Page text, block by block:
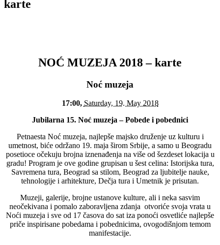
karte
NOĆ MUZEJA 2018 – karte
Noć muzeja
17:00, Saturday, 19. May 2018
Jubilarna 15. Noć muzeja – Pobede i pobednici
Petnaesta Noć muzeja, najlepše majsko druženje uz kulturu i
umetnost, biće održano 19. maja širom Srbije, a samo u Beogradu
posetioce očekuju brojna iznenađenja na više od šezdeset lokacija u
gradu! Program je ove godine grupisan u šest celina: Istorijska tura,
Savremena tura, Beograd sa stilom, Beograd za ljubitelje nauke,
tehnologije i arhitekture, Dečja tura i Umetnik je prisutan.
Muzeji, galerije, brojne ustanove kulture, ali i neka sasvim
neočekivana i pomalo zaboravljena zdanja otvoriće svoja vrata u
Noći muzeja i sve od 17 časova do sat iza ponoći osvetliće najlepše
priče inspirisane pobedama i pobednicima, ovogodišnjom temom
manifestacije.